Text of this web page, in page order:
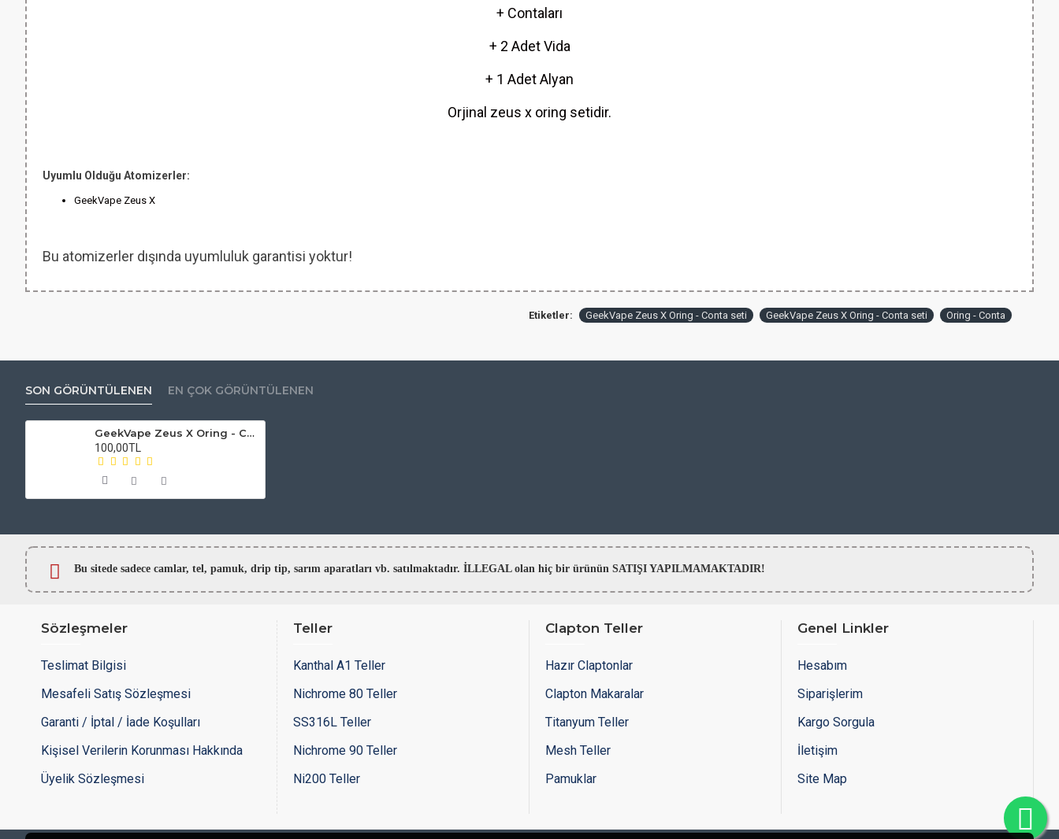
+ Contaları
+ 2 Adet Vida
+ 1 Adet Alyan
Orjinal zeus x oring setidir.
Uyumlu Olduğu Atomizerler:
GeekVape Zeus X
Bu atomizerler dışında uyumluluk garantisi yoktur!
Etiketler: GeekVape Zeus X Oring - Conta seti GeekVape Zeus X Oring - Conta seti Oring - Conta
SON GÖRÜNTÜLENEN EN ÇOK GÖRÜNTÜLENEN
GeekVape Zeus X Oring - Conta seti
100,00TL
Bu sitede sadece camlar, tel, pamuk, drip tip, sarım aparatları vb. satılmaktadır. İLLEGAL olan hiç bir ürünün SATIŞI YAPILMAMAKTADIR!
Sözleşmeler
Teslimat Bilgisi
Mesafeli Satış Sözleşmesi
Garanti / İptal / İade Koşulları
Kişisel Verilerin Korunması Hakkında
Üyelik Sözleşmesi
Teller
Kanthal A1 Teller
Nichrome 80 Teller
SS316L Teller
Nichrome 90 Teller
Ni200 Teller
Clapton Teller
Hazır Claptonlar
Clapton Makaralar
Titanyum Teller
Mesh Teller
Pamuklar
Genel Linkler
Hesabım
Siparişlerim
Kargo Sorgula
İletişim
Site Map